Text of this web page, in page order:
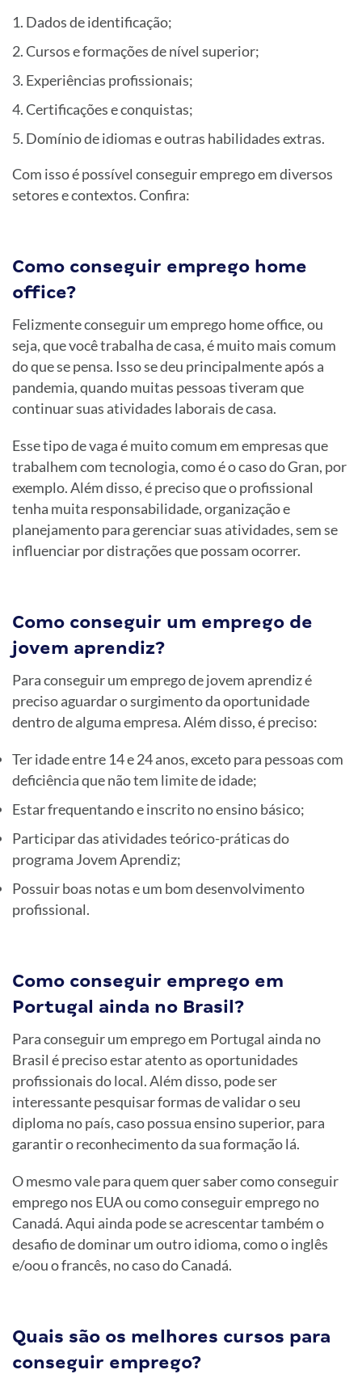
Dados de identificação;
Cursos e formações de nível superior;
Experiências profissionais;
Certificações e conquistas;
Domínio de idiomas e outras habilidades extras.
Com isso é possível conseguir emprego em diversos
setores e contextos. Confira:
Como conseguir emprego home
office?
Felizmente conseguir um emprego home office, ou
seja, que você trabalha de casa, é muito mais comum
do que se pensa. Isso se deu principalmente após a
pandemia, quando muitas pessoas tiveram que
continuar suas atividades laborais de casa.
Esse tipo de vaga é muito comum em empresas que
trabalhem com tecnologia, como é o caso do Gran, por
exemplo. Além disso, é preciso que o profissional
tenha muita responsabilidade, organização e
planejamento para gerenciar suas atividades, sem se
influenciar por distrações que possam ocorrer.
Como conseguir um emprego de
jovem aprendiz?
Para conseguir um emprego de jovem aprendiz é
preciso aguardar o surgimento da oportunidade
dentro de alguma empresa. Além disso, é preciso:
Ter idade entre 14 e 24 anos, exceto para pessoas com
deficiência que não tem limite de idade;
Estar frequentando e inscrito no ensino básico;
Participar das atividades teórico-práticas do
programa Jovem Aprendiz;
Possuir boas notas e um bom desenvolvimento
profissional.
Como conseguir emprego em
Portugal ainda no Brasil?
Para conseguir um emprego em Portugal ainda no
Brasil é preciso estar atento as oportunidades
profissionais do local. Além disso, pode ser
interessante pesquisar formas de validar o seu
diploma no país, caso possua ensino superior, para
garantir o reconhecimento da sua formação lá.
O mesmo vale para quem quer saber como conseguir
emprego nos EUA ou como conseguir emprego no
Canadá. Aqui ainda pode se acrescentar também o
desafio de dominar um outro idioma, como o inglês
e/oou o francês, no caso do Canadá.
Quais são os melhores cursos para
conseguir emprego?